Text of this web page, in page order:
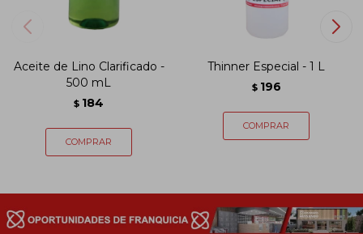
Aceite de Lino Clarificado -
500 mL
$ 184
Thinner Especial - 1 L
$ 196